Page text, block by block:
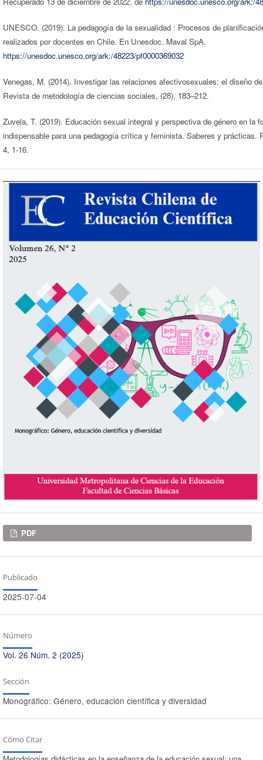
UNESCO. (2019). La pedagogía de la sexualidad : Procesos de
realizados por docentes en Chile. En Unesdoc. Maval SpA.
https://unesdoc.unesco.org/ark:/48223/pf0000369032
Venegas, M. (2014). Investigar las relaciones afectivosexuales: el diseño
Revista de metodología de ciencias sociales, (28), 183–212.
Zuvela, T. (2019). Educación sexual integral y perspectiva de género en la
indispensable para una pedagogía crítica y feminista. Saberes y prácticas.
4, 1-16.
Descargas
PDF
Publicado
2025-07-04
Número
Vol. 26 Núm. 2 (2025)
Sección
Monográfico: Género, educación científica y diversidad
Cómo Citar